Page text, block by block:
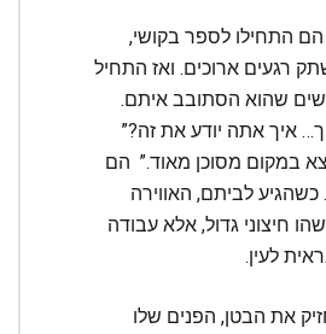
התחילו לספר בקושי,
רגעים ארוכים. ואז התחיל
שהוא הסתובב איתם.
איך אתה יודע את זה?”
במקום מסוכן מאוד.” הם
כשהגיע לביתם, האווירה
חיצוני גדול, אלא עבודה
לעין.
את הבטן, הפנים שלו